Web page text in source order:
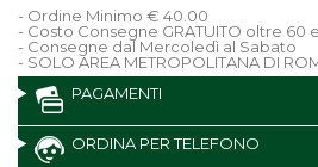
- Ordine Minimo € 40.00
- Costo Consegne GRATUITO oltre 60
- Consegne dal Mercoledì al Sabato
- SOLO AREA METROPOLITANA DI
PAGAMENTI
ORDINA PER TELEFONO